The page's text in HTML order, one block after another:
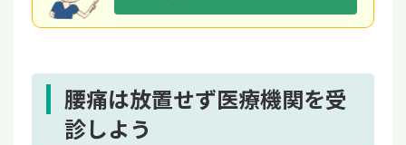
腰痛は放置せず医療機関を受
診しよう